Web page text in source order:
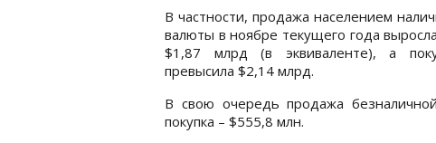
В частности, продажа населением
валюты в ноябре текущего года
$1,87 млрд (в эквиваленте), а
превысила $2,14 млрд.
В свою очередь продажа
покупка – $555,8 млн.